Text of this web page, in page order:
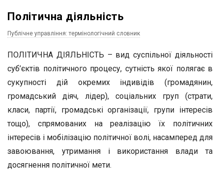
Політична діяльність
Публічне управління: термінологічний словник
ПОЛІТИЧНА ДІЯЛЬНІСТЬ – вид суспільної діяльності
суб’єктів політичного процесу, сутність якої полягає в
сукупності дій окремих індивідів (громадянин,
громадський діяч, лідер), соціальних груп (страти,
класи, партії, громадські організації, групи інтересів
тощо), спрямованих на реалізацію їх політичних
інтересів і мобілізацію політичної волі, насамперед для
завоювання, утримання і використання влади та
досягнення політичної мети.